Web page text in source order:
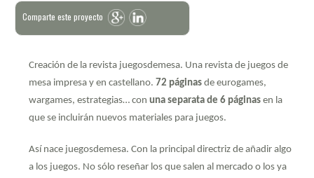
Comparte este proyecto
Creación de la revista juegosdemesa. Una revista de juegos de
mesa impresa y en castellano. 72 páginas de eurogames,
wargames, estrategias… con una separata de 6 páginas en la
que se incluirán nuevos materiales para juegos.
Así nace juegosdemesa. Con la principal directriz de añadir algo
a los juegos. No sólo reseñar los que salen al mercado o los ya